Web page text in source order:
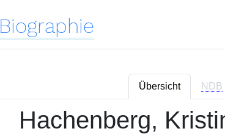
Biographie
Übersicht NDB
Hachenberg,